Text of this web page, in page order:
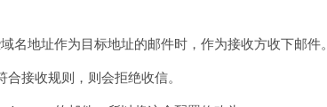
地址作为目标地址的邮件时，作为接收方收下邮件。
接收规则，则会拒绝收信。